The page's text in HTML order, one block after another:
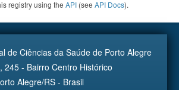
registry using the API (see API Docs).
de Ciências da Saúde de Porto Alegre
245 - Bairro Centro Histórico
Alegre/RS - Brasil